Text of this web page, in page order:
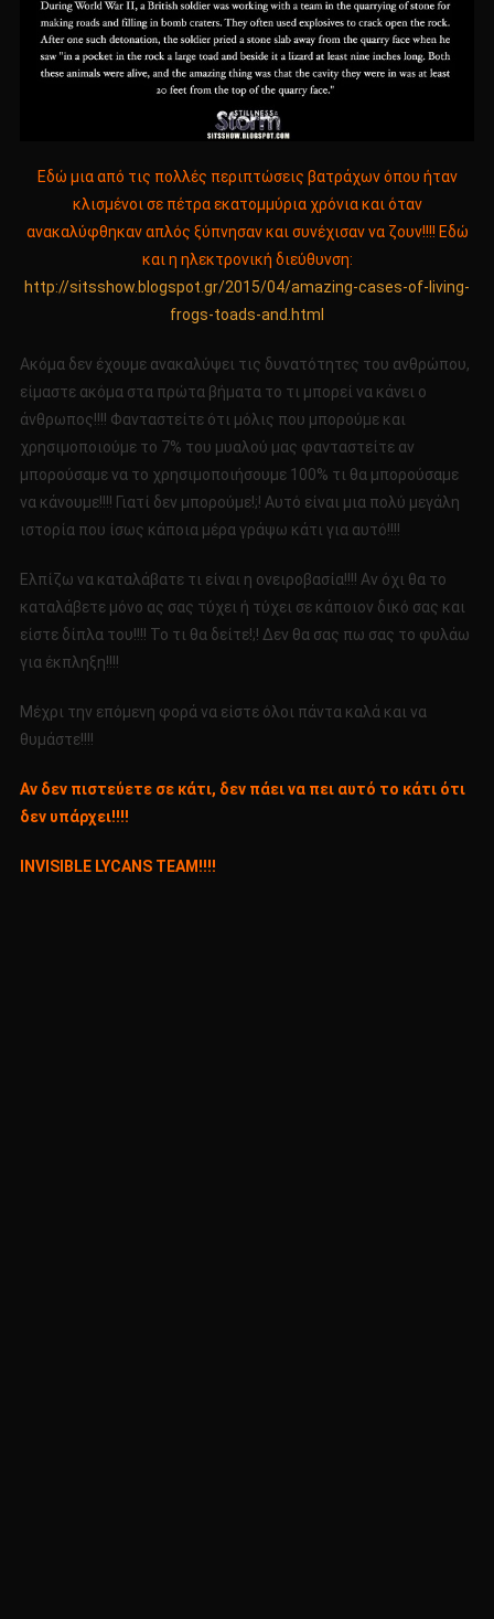
Εδώ μια από τις πολλές περιπτώσεις βατράχων όπου ήταν
κλισμένοι σε πέτρα εκατομμύρια χρόνια και όταν
ανακαλύφθηκαν απλός ξύπνησαν και συνέχισαν να ζουν!!!! Εδώ
και η ηλεκτρονική διεύθυνση:
http://sitsshow.blogspot.gr/2015/04/amazing-cases-of-living-
frogs-toads-and.html
Ακόμα δεν έχουμε ανακαλύψει τις δυνατότητες του ανθρώπου,
είμαστε ακόμα στα πρώτα βήματα το τι μπορεί να κάνει ο
άνθρωπος!!!! Φανταστείτε ότι μόλις που μπορούμε και
χρησιμοποιούμε το 7% του μυαλού μας φανταστείτε αν
μπορούσαμε να το χρησιμοποιήσουμε 100% τι θα μπορούσαμε
να κάνουμε!!!! Γιατί δεν μπορούμε!;! Αυτό είναι μια πολύ μεγάλη
ιστορία που ίσως κάποια μέρα γράψω κάτι για αυτό!!!!
Ελπίζω να καταλάβατε τι είναι η ονειροβασία!!!! Αν όχι θα το
καταλάβετε μόνο ας σας τύχει ή τύχει σε κάποιον δικό σας και
είστε δίπλα του!!!! Το τι θα δείτε!;! Δεν θα σας πω σας το φυλάω
για έκπληξη!!!!
Μέχρι την επόμενη φορά να είστε όλοι πάντα καλά και να
θυμάστε!!!!
Αν δεν πιστεύετε σε κάτι, δεν πάει να πει αυτό το κάτι ότι
δεν υπάρχει!!!!
INVISIBLE LYCANS TEAM!!!!